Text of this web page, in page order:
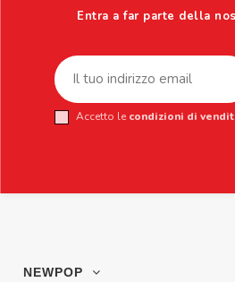
Entra a far parte della
Accetto le condizioni di
NEWPOP